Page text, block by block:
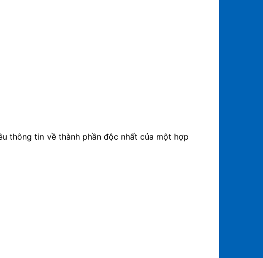
thông tin về thành phần độc nhất của một hợp